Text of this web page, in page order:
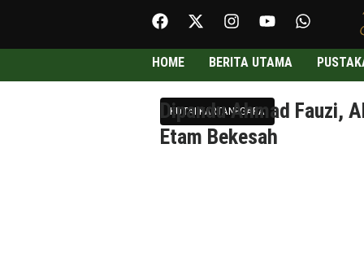
HOME BERITA UTAMA
KUTAI KARTANEGARA
Dipandu Ahmad Fauzi,
Etam Bekesah